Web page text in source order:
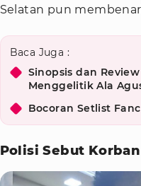
Selatan pun
Baca Juga :
Sinopsis dan
Menggelitik Ala
Bocoran Setlist
Polisi Sebut